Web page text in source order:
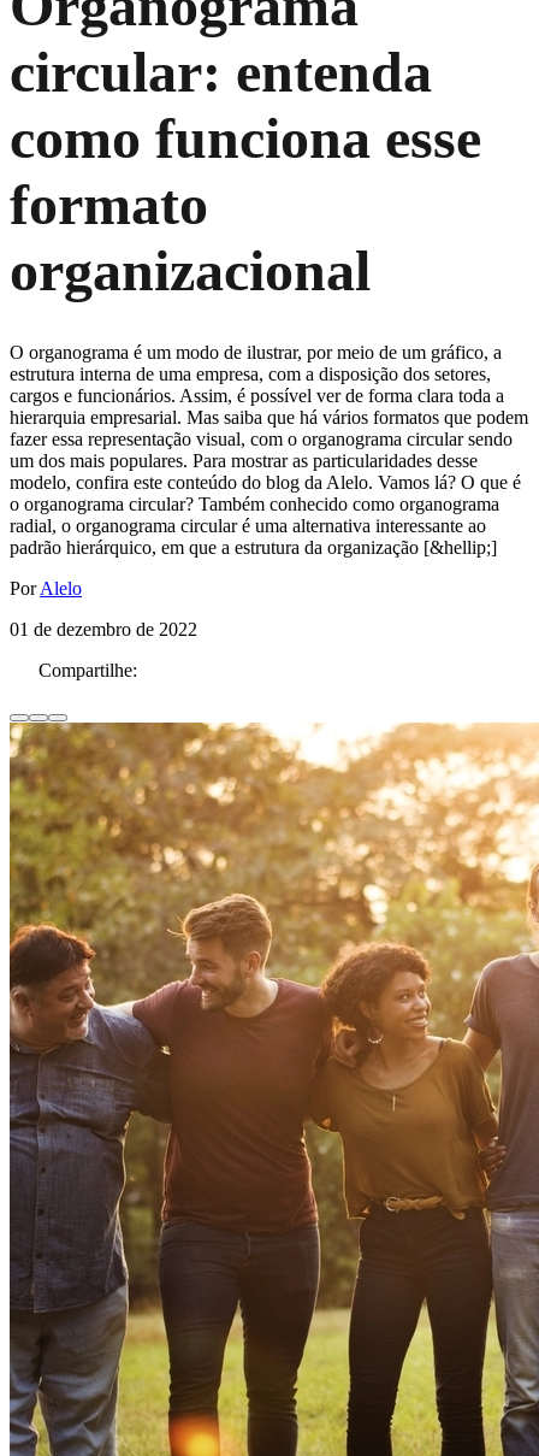
circular: entenda
como funciona esse
formato
organizacional
O organograma é um modo de ilustrar, por meio de um gráfico, a
estrutura interna de uma empresa, com a disposição dos setores,
cargos e funcionários. Assim, é possível ver de forma clara toda a
hierarquia empresarial. Mas saiba que há vários formatos que podem
fazer essa representação visual, com o organograma circular sendo
um dos mais populares. Para mostrar as particularidades desse
modelo, confira este conteúdo do blog da Alelo. Vamos lá? O que é
o organograma circular? Também conhecido como organograma
radial, o organograma circular é uma alternativa interessante ao
padrão hierárquico, em que a estrutura da organização [&hellip;]
PorAlelo
01 de dezembro de 2022
Compartilhe: